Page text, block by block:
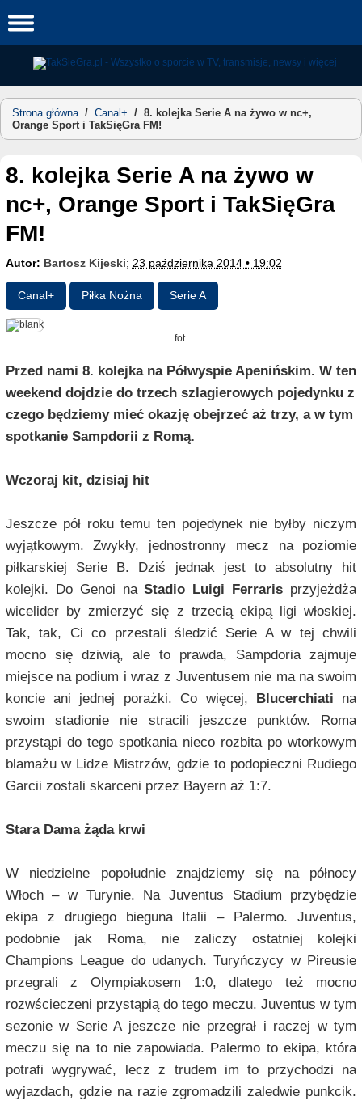
to
Strona główna/ Canal+ / 8. kolejka Serie A na żywo w nc+,
Orange Sport i TakSięGra FM!
8. kolejka Serie A na żywo w
nc+, Orange Sport i TakSięGra
FM!
Autor: Bartosz Kijeski; 23 października 2014 • 19:02
Canal+ Piłka Nożna Serie A
fot.
Przed nami 8. kolejka na Półwyspie Apenińskim. W ten
weekend dojdzie do trzech szlagierowych pojedynku z
czego będziemy mieć okazję obejrzeć aż trzy, a w tym
spotkanie Sampdorii z Romą.
Wczoraj kit, dzisiaj hit
Jeszcze pół roku temu ten pojedynek nie byłby niczym
wyjątkowym. Zwykły, jednostronny mecz na poziomie
piłkarskiej Serie B. Dziś jednak jest to absolutny hit
kolejki. Do Genoi naStadio Luigi Ferraris przyjeżdża
wicelider by zmierzyć się z trzecią ekipą ligi włoskiej.
Tak, tak, Ci co przestali śledzić Serie A w tej chwili
mocno się dziwią, ale to prawda, Sampdoria zajmuje
miejsce na podium i wraz z Juventusem nie ma na swoim
koncie ani jednej porażki. Co więcej,
Blucerchiati na
swoim stadionie nie stracili jeszcze punktów. Roma
przystąpi do tego spotkania nieco rozbita po wtorkowym
blamażu w Lidze Mistrzów, gdzie to podopieczni Rudiego
Garcii zostali skarceni przez Bayern aż 1:7.
Stara Dama żąda krwi
W niedzielne popołudnie znajdziemy się na północy
Włoch – w Turynie. Na Juventus Stadium przybędzie
ekipa z drugiego bieguna Italii – Palermo. Juventus,
podobnie jak Roma, nie zaliczy ostatniej kolejki
Champions League do udanych. Turyńczycy w Pireusie
przegrali z Olympiakosem 1:0, dlatego też mocno
rozwścieczeni przystąpią do tego meczu. Juventus w tym
sezonie w Serie A jeszcze nie przegrał i raczej w tym
meczu się na to nie zapowiada. Palermo to ekipa, która
potrafi wygrywać, lecz z trudem im to przychodzi na
wyjazdach, gdzie na razie zgromadzili zaledwie punkcik.